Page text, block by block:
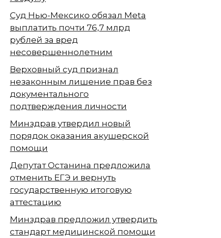
Суд Нью-Мексико обязал Meta
выплатить почти 76,7 млрд
рублей за вред
несовершеннолетним
Верховный суд признал
незаконным лишение прав без
документального
подтверждения личности
Минздрав утвердил новый
порядок оказания акушерской
помощи
Депутат Останина предложила
отменить ЕГЭ и вернуть
государственную итоговую
аттестацию
Минздрав предложил утвердить
стандарт медицинской помощи